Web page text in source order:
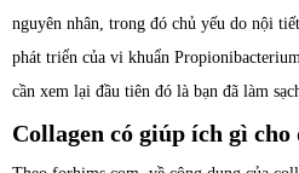
nguyên nhân, trong đó chủ yếu do nội
phát triển của vi khuẩn
cần xem lại đầu tiên đó là bạn đã làm
Collagen có giúp ích gì cho